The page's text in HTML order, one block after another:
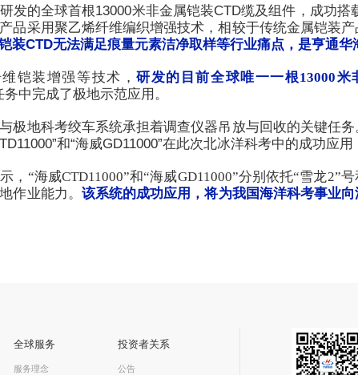
发的全球首根13000米非金属铠装CTD缆及组件，成功搭
品采用聚乙烯纤维编织增强技术，相较于传统金属铠装
装CTD无法满足痕量元素洁净取样等行业痛点，是亨通华
铠装增强等技术，研发的目前全球唯一一根13000米
中完成了极地示范应用。
极地科考绞车系统承担着调查仪器吊放与回收的关键任
和“海威GD11000”在此次北冰洋科考中的成功应
， “海威CTD11000”和“海威GD11000”分别依托“雪龙2”
作业能力。 该系统的成功应用，将为我国海洋科考事业
全球服务
服务理念
投资者关系
公告